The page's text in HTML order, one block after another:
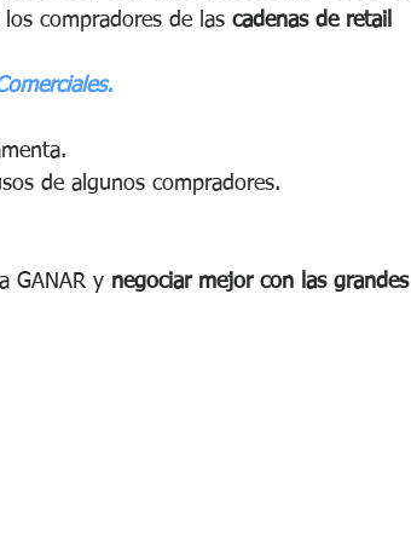
los compradores de las cadenas de retail
de algunos compradores.
GANAR y negociar mejor con las grandes